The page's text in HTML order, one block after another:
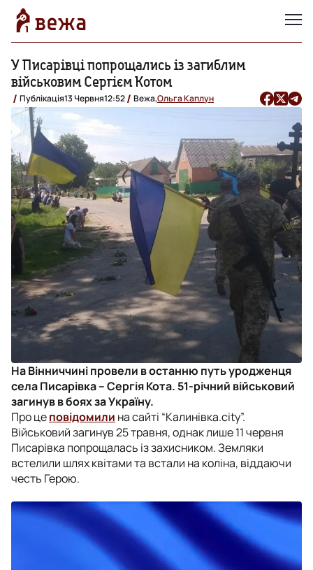
У Писарівці попрощались із загиблим
військовим Сергієм Котом
Публікація13 Червня12:52 Вежа,Ольга Каплун
На Вінниччині провели в останню путь уродженця
села Писарівка – Сергія Кота. 51-річний військовий
загинув в боях за Україну.
Про цеповідомили на сайті “Калинівка.city”.
Військовий загинув 25 травня, однак лише 11 червня
Писарівка попрощалась із захисником. Земляки
встелили шлях квітами та встали на коліна, віддаючи
честь Герою.